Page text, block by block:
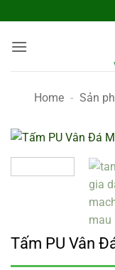
qua
nội
Home - Sản
Tấm PU Vân